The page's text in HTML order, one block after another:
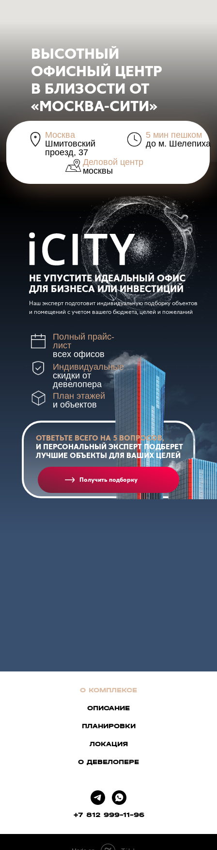
ВЫСОТНЫЙ
ОФИСНЫЙ ЦЕНТР
В БЛИЗОСТИ ОТ
«МОСКВА-СИТИ»
Москва
Шмитовский
проезд, 37
5 мин пешком
до м. Шелепиха
Деловой центр
москвы
ОТВЕТЬТЕ ВСЕГО НА 5 ВОПРОСОВ,
И ПЕРСОНАЛЬНЫЙ ЭКСПЕРТ ПОДБЕРЕТ
ЛУЧШИЕ ОБЪЕКТЫ ДЛЯ ВАШИХ ЦЕЛЕЙ
Получить подборку
НЕ УПУСТИТЕ ИДЕАЛЬНЫЙ ОФИС
ДЛЯ БИЗНЕСА ИЛИ ИНВЕСТИЦИЙ
Полный прайс-
лист
всех офисов
Индивидуальные
скидки от
девелопера
План этажей
и объектов
Наш эксперт подготовит индивидуальную подборку объектов
и помещений с учетом вашего бюджета, целей и пожеланий
О КОМПЛЕКСЕ
ОПИСАНИЕ
ПЛАНИРОВКИ
ЛОКАЦИЯ
О ДЕВЕЛОПЕРЕ
+7 812 999-11-96